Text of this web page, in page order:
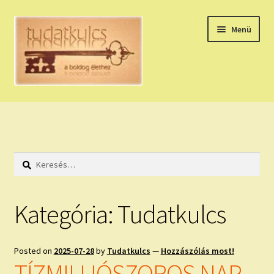
Ugrás
navigációhoz
Kilépés
tartalomba
Menü
HÚZZ EGY KÁRTYÁT!
HOLDNAPTÁR
NAPI ASZTROLÓGIA
KÉRJ EGY MEGERŐSÍTÉST!
Keresés:
Kategória:Tudatkulcs
Posted on 2025-07-28by Tudatkulcs — Hozzászólás most!